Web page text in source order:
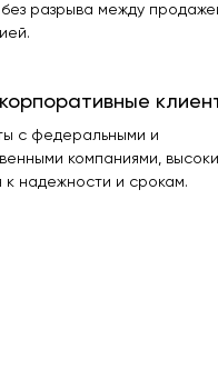
разрыва между
с федеральными и
компаниями,
к надежности и срокам.